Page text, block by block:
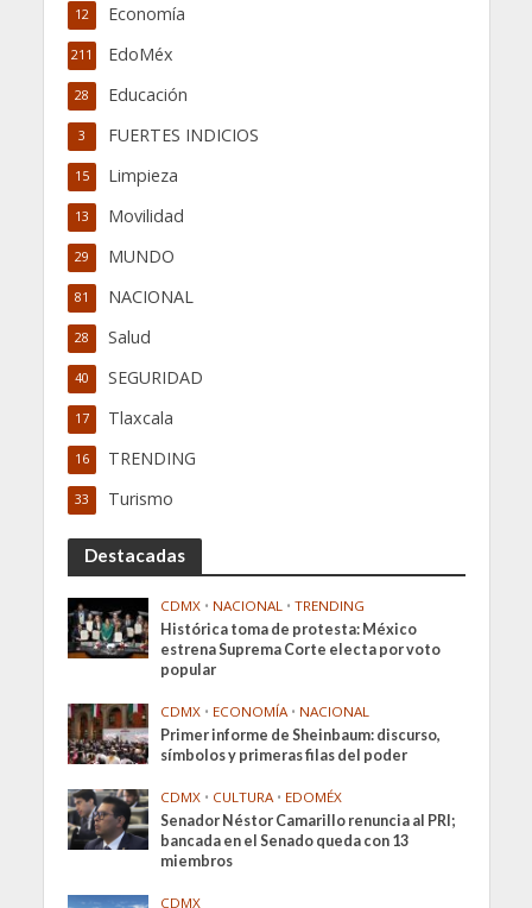
Economía
12
EdoMéx
211
Educación
28
FUERTES INDICIOS
3
Limpieza
15
Movilidad
13
MUNDO
29
NACIONAL
81
Salud
28
SEGURIDAD
40
Tlaxcala
17
TRENDING
16
Turismo
33
Destacadas
CDMX • NACIONAL • TRENDING
Histórica toma de protesta: México
estrena Suprema Corte electa por voto
popular
CDMX • ECONOMÍA • NACIONAL
Primer informe de Sheinbaum: discurso,
símbolos y primeras filas del poder
CDMX • CULTURA • EDOMÉX
Senador Néstor Camarillo renuncia al PRI;
bancada en el Senado queda con 13
miembros
CDMX